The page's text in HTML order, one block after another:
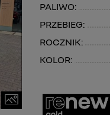
PALIWO:
PRZEBIEG:
ROCZNIK:
KOLOR: